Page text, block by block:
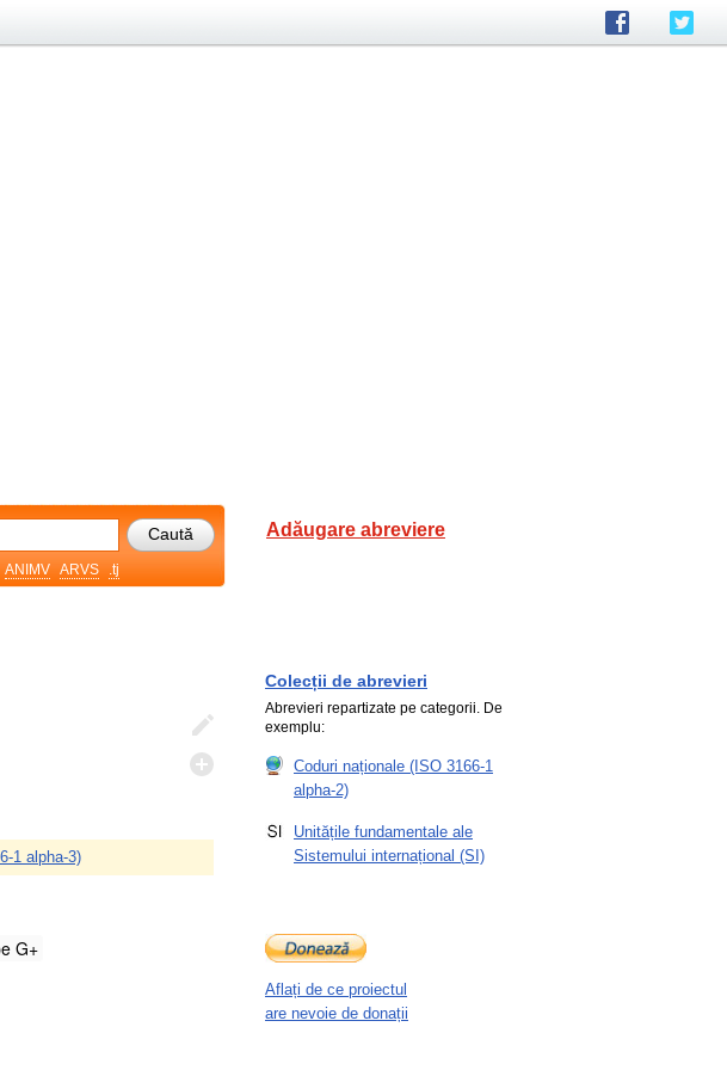
ANIMV ARVS .tj
Adăugare abreviere
1 alpha-3)
G+
Colecții de abrevieri
Abrevieri repartizate pe categorii. De
exemplu:
Coduri naționale (ISO 3166-1
alpha-2)
Unitățile fundamentale ale
Sistemului internațional (SI)
Aflați de ce proiectul
are nevoie de donații